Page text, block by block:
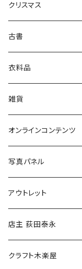
芸術・絵画・写真
絵本・児童書
娯楽・エンターテインメント
クリスマス
古書
古書セット
美術
衣料品
POLEWARDS
Tシャツ
雑貨
バッグ
ブックカバー
マグカップ
傘
食料品
オンラインコンテンツ
冒険クロストーク
写真パネル
アウトレット
店主 荻田泰永
書籍
クラフト木楽屋